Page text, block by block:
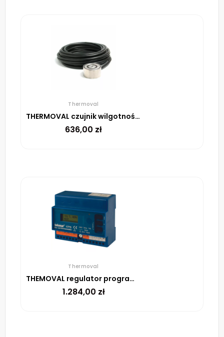
Thermoval
THERMOVAL czujnik wilgotności i temperatury ETOG 55, 10m
636,00 zł
Thermoval
THEMOVAL regulator programowalny TR1773
1.284,00 zł